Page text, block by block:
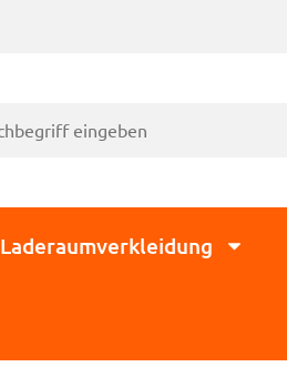
Laderaumverkleidung